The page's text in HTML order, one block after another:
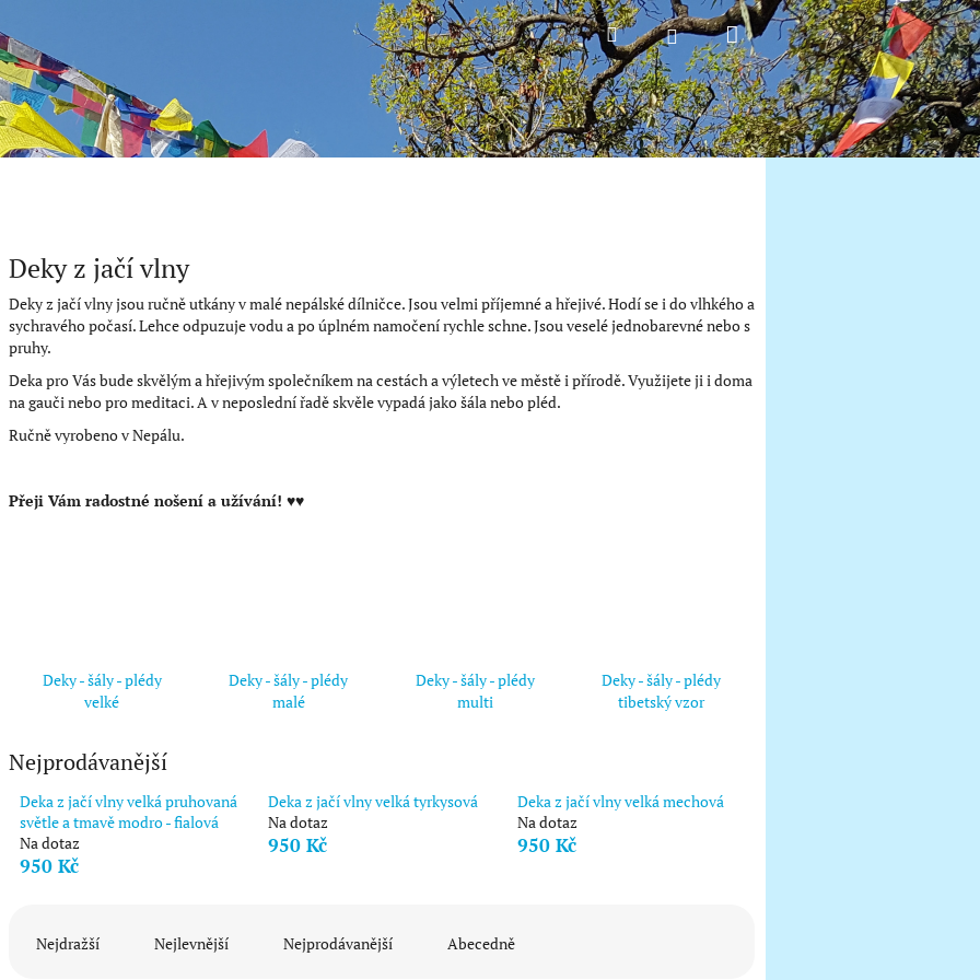
HledatPřihlášeníNákupní
košík
Deky z jačí vlny
Deky z jačí vlny jsou ručně utkány v malé nepálské dílničce. Jsou velmi příjemné a hřejivé. Hodí se i do vlhkého a
sychravého počasí. Lehce odpuzuje vodu a po úplném namočení rychle schne. Jsou veselé jednobarevné nebo s
pruhy.
Deka pro Vás bude skvělým a hřejivým společníkem na cestách a výletech ve městě i přírodě. Využijete ji i doma
na gauči nebo pro meditaci. A v neposlední řadě skvěle vypadá jako šála nebo pléd.
Ručně vyrobeno v Nepálu.
Přeji Vám radostné nošení a užívání! ♥♥
Deky - šály - plédy
velké
Deky - šály - plédy
malé
Deky - šály - plédy
multi
Deky - šály - plédy
tibetský vzor
Nejprodávanější
Deka z jačí vlny velká pruhovaná
světle a tmavě modro - fialová
Na dotaz
950 Kč
Deka z jačí vlny velká tyrkysová
Na dotaz
950 Kč
Deka z jačí vlny velká mechová
Na dotaz
950 Kč
Nejdražší Nejlevnější Nejprodávanější Abecedně